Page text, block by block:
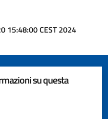
15:48:00 CEST 2024
su questa